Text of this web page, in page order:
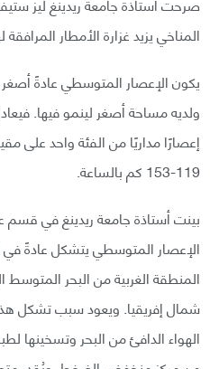
المناخي يزيد غزارة الأمطار
يكون الإعصار المتوسطي عادةً
ولديه مساحة أصغر لينمو فيها.
إعصارًا مداريًا من الفئة واحد
119-153 كم بالساعة.
بينت أستاذة جامعة ريدينغ في
الإعصار المتوسطي يتشكل عادةً في
المنطقة الغربية من البحر المتوسط
شمال إفريقيا. ويعود سبب تشكل
الهواء الدافئ من البحر وتسخينها